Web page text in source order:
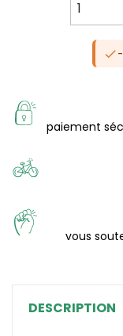

paiement
vous
DESCRIPTION